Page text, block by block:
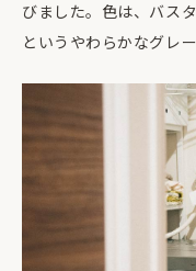
びました。色は、バス
というやわらかなグレー